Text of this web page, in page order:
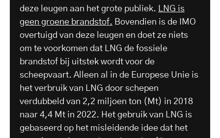
deze leugen aan het grote publiek. LNG is
geen groene brandstof. Bovendien is de IMO
overtuigd van deze leugen en doet ze niets
om te voorkomen dat LNG de fossiele
brandstof bij uitstek wordt voor de
scheepvaart. Alleen al in de Europese Unie is
het verbruik van LNG door schepen
verdubbeld van 2,2 miljoen ton (Mt) in 2018
naar 4,4 Mt in 2022. Het gebruik van LNG is
gebaseerd op het misleidende idee dat het